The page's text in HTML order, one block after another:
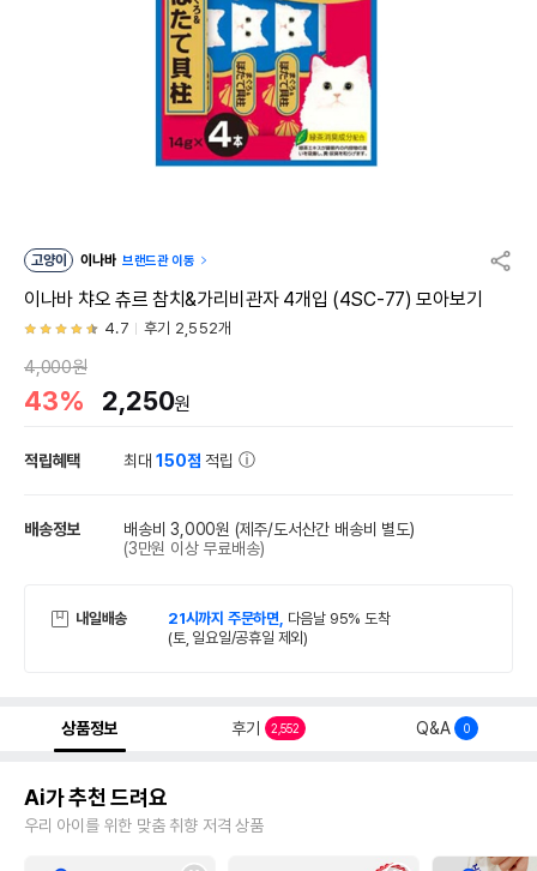
고양이 이나바 브랜드관 이동
이나바 챠오 츄르 참치&가리비관자 4개입 (4SC-77) 모아보기
4.7 후기 2,552개
4,000원
43% 2,250원
적립혜택 최대150점 적립
배송정보 배송비 3,000원 (제주/도서산간 배송비 별도)
(3만원 이상 무료배송)
내일배송 21시까지 주문하면, 다음날 95% 도착
(토, 일요일/공휴일 제외)
상품정보 후기 2,552 Q&A 0
Ai가 추천 드려요
우리 아이를 위한 맞춤 취향 저격 상품